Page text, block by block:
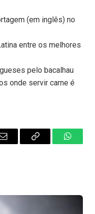
(em inglês) no
entre os melhores
pelo bacalhau
onde servir carne é
Email
Copy